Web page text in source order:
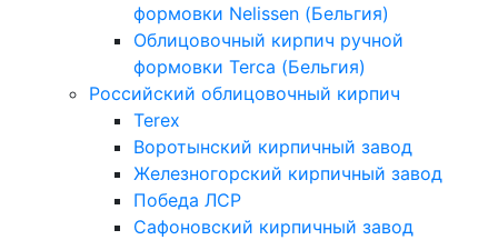
формовки Nelissen (Бельгия)
Облицовочный кирпич ручной
формовки Terca (Бельгия)
Российский облицовочный кирпич
Terex
Воротынский кирпичный завод
Железногорский кирпичный завод
Победа ЛСР
Сафоновский кирпичный завод